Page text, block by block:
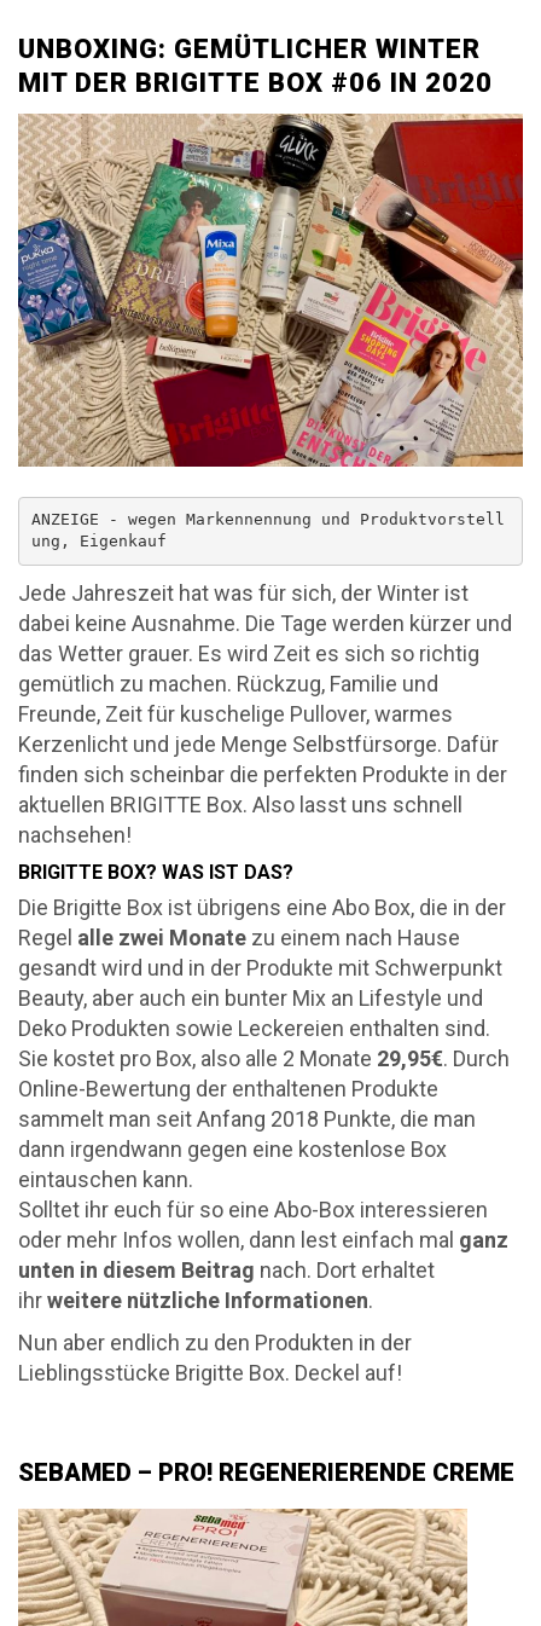
UNBOXING: GEMÜTLICHER WINTER
MIT DER BRIGITTE BOX #06 IN 2020
ANZEIGE - wegen Markennennung und Produktvorstell
ung, Eigenkauf
Jede Jahreszeit hat was für sich, der Winter ist
dabei keine Ausnahme. Die Tage werden kürzer und
das Wetter grauer. Es wird Zeit es sich so richtig
gemütlich zu machen. Rückzug, Familie und
Freunde, Zeit für kuschelige Pullover, warmes
Kerzenlicht und jede Menge Selbstfürsorge. Dafür
finden sich scheinbar die perfekten Produkte in der
aktuellen BRIGITTE Box. Also lasst uns schnell
nachsehen!
BRIGITTE BOX? WAS IST DAS?
Die Brigitte Box ist übrigens eine Abo Box, die in der
Regel alle zwei Monate zu einem nach Hause
gesandt wird und in der Produkte mit Schwerpunkt
Beauty, aber auch ein bunter Mix an Lifestyle und
Deko Produkten sowie Leckereien enthalten sind.
Sie kostet pro Box, also alle 2 Monate 29,95€. Durch
Online-Bewertung der enthaltenen Produkte
sammelt man seit Anfang 2018 Punkte, die man
dann irgendwann gegen eine kostenlose Box
eintauschen kann.
Solltet ihr euch für so eine Abo-Box interessieren
oder mehr Infos wollen, dann lest einfach mal ganz
unten in diesem Beitrag nach. Dort erhaltet
ihrweitere nützliche Informationen.
Nun aber endlich zu den Produkten in der
Lieblingsstücke Brigitte Box. Deckel auf!
SEBAMED – PRO! REGENERIERENDE CREME